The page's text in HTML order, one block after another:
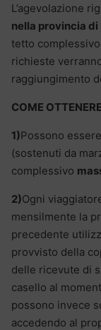
L’agevolazione
nella provincia di
tetto
richieste
raggiungimento
COME
1)Possono
(sostenuti da
complessivo
2)Ogni
mensilmente la
precedente
provvisto della
delle ricevute di
casello al
possono invece
accedendo al